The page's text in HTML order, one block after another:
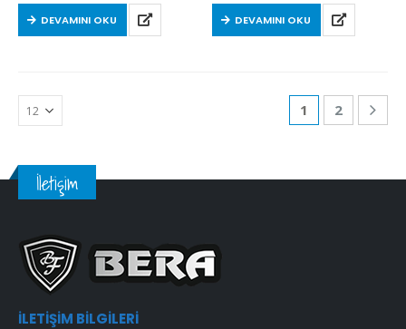
DEVAMINI OKU DEVAMINI OKU
1 2
İletişim
İLETIŞIM BILGILERI